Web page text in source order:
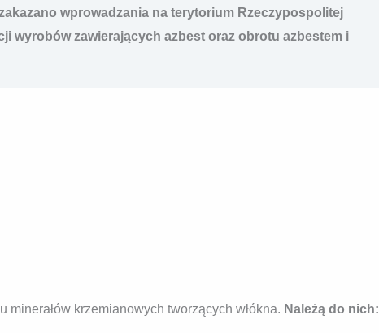
wprowadzania na terytorium Rzeczypospolitej
wyrobów zawierających azbest oraz obrotu azbestem i
minerałów krzemianowych tworzących włókna. Należą do nich: